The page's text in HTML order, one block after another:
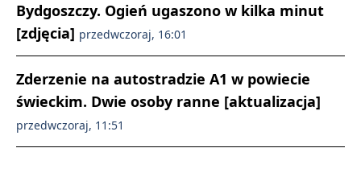
Bydgoszczy. Ogień ugaszono w kilka minut
[zdjęcia] przedwczoraj, 16:01
Zderzenie na autostradzie A1 w powiecie
świeckim. Dwie osoby ranne [aktualizacja]
przedwczoraj, 11:51